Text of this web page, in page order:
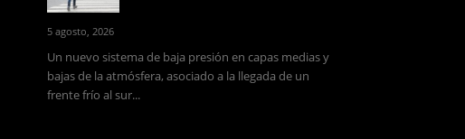
5 agosto, 2026
Un nuevo sistema de baja presión en capas medias y
bajas de la atmósfera, asociado a la llegada de un
frente frío al sur...